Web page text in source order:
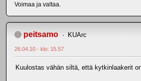
Voimaa ja valtaa.
peitsamo KUArc
26.04.10 - klo: 15.57
Kuulostas vähän siltä, että kytkinlaakerit